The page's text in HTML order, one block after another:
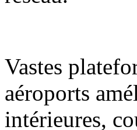
Vastes
aéroports
intérieures,